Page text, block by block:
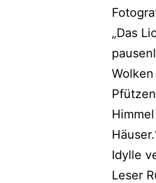
„Das
Idylle
Leser